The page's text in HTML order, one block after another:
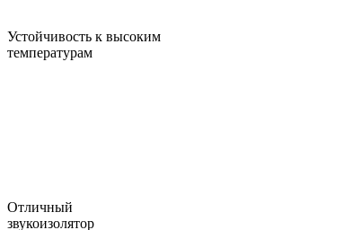
Устойчивость к высоким
температурам
Отличный
звукоизолятор